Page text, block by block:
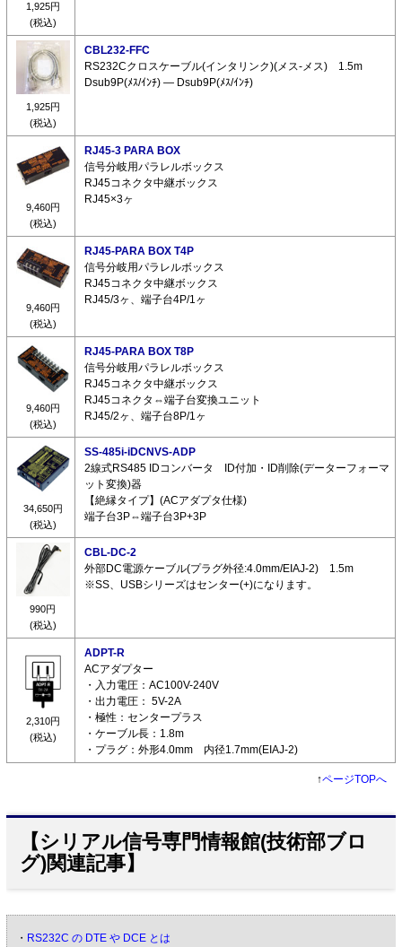
1,925円
(税込)
1,925円
(税込)
CBL232-FFC
RS232Cクロスケーブル(インタリンク)(メス-メス) 1.5m
Dsub9P(ﾒｽ/ｲﾝﾁ) ― Dsub9P(ﾒｽ/ｲﾝﾁ)
9,460円
(税込)
RJ45-3 PARA BOX
信号分岐用パラレルボックス
RJ45コネクタ中継ボックス
RJ45×3ヶ
9,460円
(税込)
RJ45-PARA BOX T4P
信号分岐用パラレルボックス
RJ45コネクタ中継ボックス
RJ45/3ヶ、端子台4P/1ヶ
9,460円
(税込)
RJ45-PARA BOX T8P
信号分岐用パラレルボックス
RJ45コネクタ中継ボックス
RJ45コネクタ⇔端子台変換ユニット
RJ45/2ヶ、端子台8P/1ヶ
34,650円
(税込)
SS-485i-iDCNVS-ADP
2線式RS485 IDコンバータ ID付加・ID削除(データーフォーマ
ット変換)器
【絶縁タイプ】(ACアダプタ仕様)
端子台3P⇔端子台3P+3P
990円
(税込)
CBL-DC-2
外部DC電源ケーブル(プラグ外径:4.0mm/EIAJ-2) 1.5m
※SS、USBシリーズはセンター(+)になります。
2,310円
(税込)
ADPT-R
ACアダプター
・入力電圧：AC100V-240V
・出力電圧： 5V-2A
・極性：センタープラス
・ケーブル長：1.8m
・プラグ：外形4.0mm 内径1.7mm(EIAJ-2)
↑ページTOPへ
【シリアル信号専門情報館(技術部ブロ
グ)関連記事】
・ RS232C の DTE や DCE とは